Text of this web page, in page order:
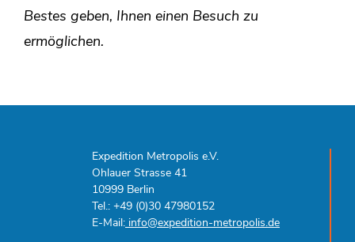
Bestes geben, Ihnen einen Besuch zu
ermöglichen.
Expedition Metropolis e.V.
Ohlauer Strasse 41
10999 Berlin
Tel.: +49 (0)30 47980152
E-Mail: info@expedition-metropolis.de